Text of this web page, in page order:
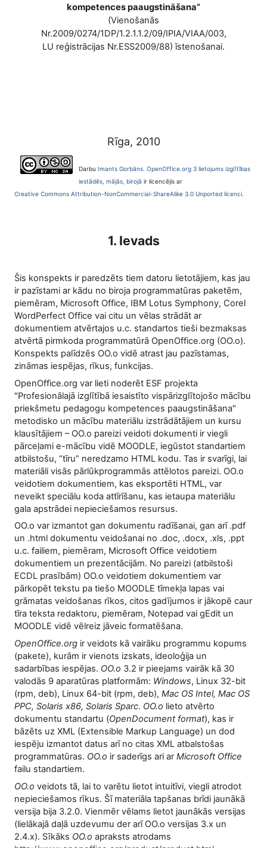
kompetences paaugstināšana”
(Vienošanās
Nr.2009/0274/1DP/1.2.1.1.2/09/IPIA/VIAA/003,
LU reģistrācijas Nr.ESS2009/88) īstenošanai.
Rīga, 2010
Darbu Imants Gorbāns. OpenOffice.org 3 lietojums izglītības
iestādēs, mājās, birojā ir licencējis ar
Creative Commons Attribution-NonCommercial-ShareAlike 3.0 Unported licenci.
1. Ievads
Šis konspekts ir paredzēts tiem datoru lietotājiem, kas jau
ir pazīstami ar kādu no biroja programmatūras paketēm,
piemēram, Microsoft Office, IBM Lotus Symphony, Corel
WordPerfect Office vai citu un vēlas strādāt ar
dokumentiem atvērtajos u.c. standartos tieši bezmaksas
atvērtā pirmkoda programmatūrā OpenOffice.org (OO.o).
Konspekts palīdzēs OO.o vidē atrast jau pazīstamas,
zināmas iespējas, rīkus, funkcijas.
OpenOffice.org var lieti noderēt ESF projekta
"Profesionālajā izglītībā iesaistīto vispārizglītojošo mācību
priekšmetu pedagogu kompetences paaugstināšana"
metodisko un mācību materiālu izstrādātājiem un kursu
klausītājiem – OO.o pareizi veidoti dokumenti ir viegli
pārceļami e-mācību vidē MOODLE, iegūstot standartiem
atbilstošu, “tīru” neredzamo HTML kodu. Tas ir svarīgi, lai
materiāli visās pārlūkprogrammās attēlotos pareizi. OO.o
veidotiem dokumentiem, kas eksportēti HTML, var
neveikt speciālu koda attīrīšanu, kas ietaupa materiālu
gala apstrādei nepieciešamos resursus.
OO.o var izmantot gan dokumentu radīšanai, gan arī .pdf
un .html dokumentu veidošanai no .doc, .docx, .xls, .ppt
u.c. failiem, piemēram, Microsoft Office veidotiem
dokumentiem un prezentācijām. No pareizi (atbilstoši
ECDL prasībām) OO.o veidotiem dokumentiem var
pārkopēt tekstu pa tiešo MOODLE tīmekļa lapas vai
grāmatas veidošanas rīkos, citos gadījumos ir jākopē caur
tīra teksta redaktoru, piemēram, Notepad vai gEdit un
MOODLE vidē vēlreiz jāveic formatēšana.
OpenOffice.org ir veidots kā vairāku programmu kopums
(pakete), kurām ir vienots izskats, ideoloģija un
sadarbības iespējas. OO.o 3.2 ir pieejams vairāk kā 30
valodās 9 aparatūras platformām: Windows, Linux 32-bit
(rpm, deb), Linux 64-bit (rpm, deb), Mac OS Intel, Mac OS
PPC, Solaris x86, Solaris Sparc. OO.o lieto atvērto
dokumentu standartu (OpenDocument format), kas ir
bāzēts uz XML (Extensible Markup Language) un dod
iespēju izmantot datus arī no citas XML atbalstošas
programmatūras. OO.o ir saderīgs ari arMicrosoft Office
failu standartiem.
OO.o veidots tā, lai to varētu lietot intuitīvi, viegli atrodot
nepieciešamos rīkus. Šī materiāla tapšanas brīdi jaunākā
versija bija 3.2.0. Vienmēr vēlams lietot jaunākās versijas
(lielākajā daļā uzdevumu der arī OO.o versijas 3.x un
2.4.x). Sīkāks OO.o apraksts atrodams